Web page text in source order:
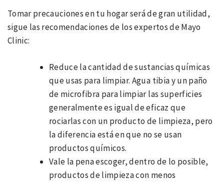
Tomar precauciones en tu hogar será de gran utilidad,
sigue las recomendaciones de los expertos de Mayo
Clinic:
Reduce la cantidad de sustancias químicas
que usas para limpiar. Agua tibia y un paño
de microfibra para limpiar las superficies
generalmente es igual de eficaz que
rociarlas con un producto de limpieza, pero
la diferencia está en que no se usan
productos químicos.
Vale la pena escoger, dentro de lo posible,
productos de limpieza con menos